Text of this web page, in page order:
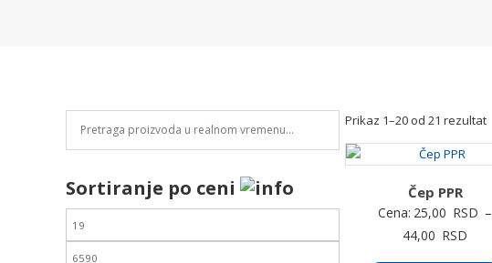
i
industriju.
Prikaz 1–20 od 21 rezultat
Čep PPR
Cena: 25,00 RSD –
44,00 RSD
Sortiranje po ceni